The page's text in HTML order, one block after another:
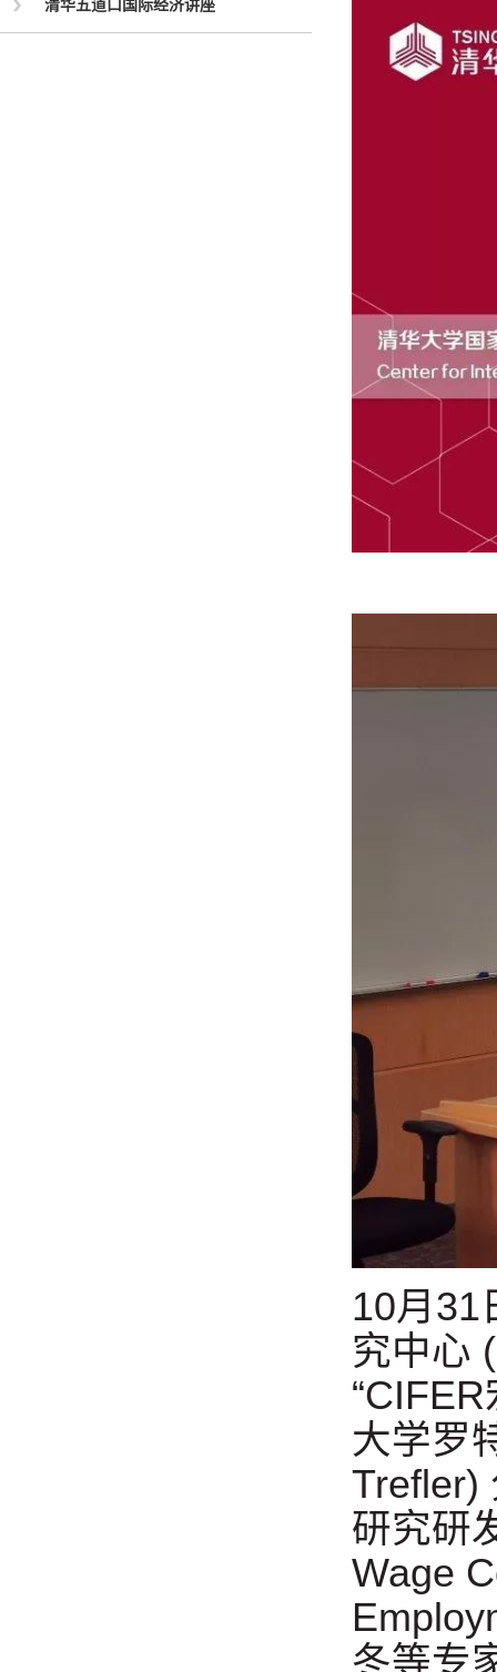
清华五道口国际经济讲座
10月31
究中心
大学罗
Trefler)
研究研
Wage
冬等专